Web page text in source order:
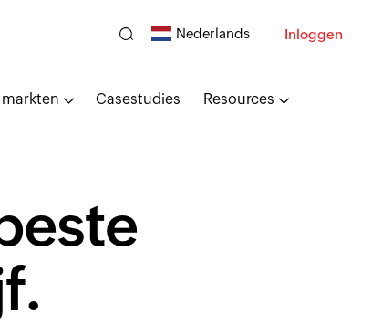
Nederlands Inloggen
Casestudies Resources